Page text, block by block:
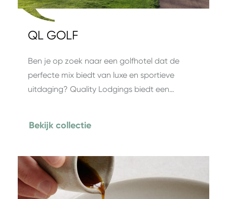
QL GOLF
Ben je op zoek naar een golfhotel dat de
perfecte mix biedt van luxe en sportieve
uitdaging? Quality Lodgings biedt een…
Bekijk collectie